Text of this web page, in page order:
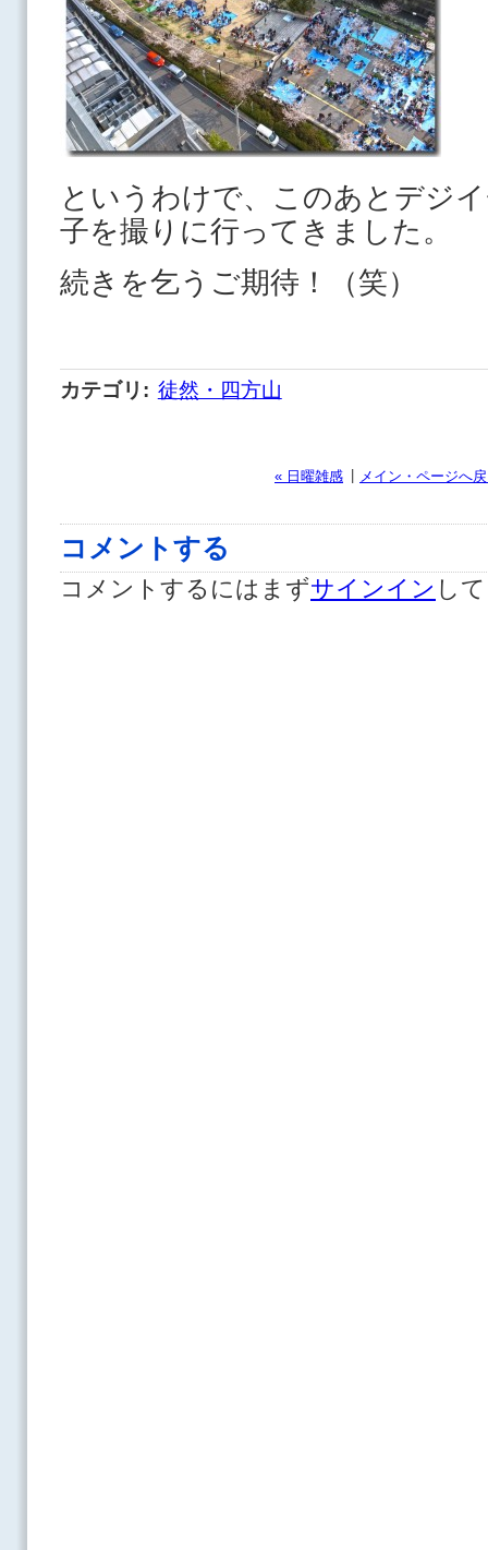
というわけで、このあとデジ
子を撮りに行ってきました。
続きを乞うご期待！（笑）
カテゴリ : 徒然・四方山
« 日曜雑感 メイン・ページへ
コメントする
コメントするにはまずサインイン し